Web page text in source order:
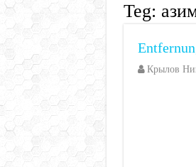
Teg:
Крылов